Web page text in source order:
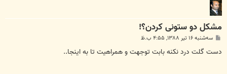
مشکل دو ستونی کردن؟!
پ
ت
سه‌شنبه ۱۶ تیر ۱۳۸۸, ۴:۵۵ ب.ظ
دست گلت درد نکنه بابت توجهت و همراهیت تا به اینجا..